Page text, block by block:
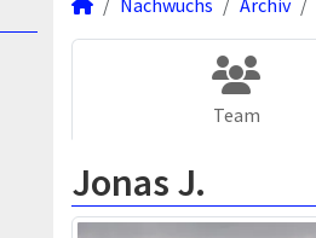
Nachwuchs Archiv
Team
Jonas J.